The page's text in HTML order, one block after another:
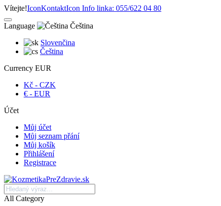
Vítejte!IconKontaktIcon Info linka: 055/622 04 80
Language
Čeština
Slovenčina
Čeština
Currency EUR
Kč - CZK
€ - EUR
Účet
Můj účet
Můj seznam přání
Můj košík
Přihlášení
Registrace
All Category